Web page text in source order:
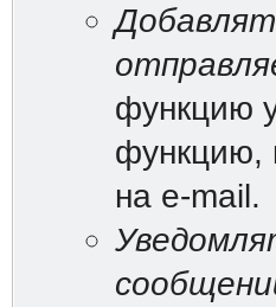
функцию
функцию,
на e-mail.